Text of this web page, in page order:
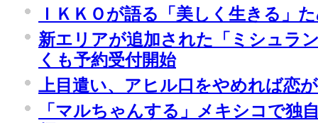
ＩＫＫＯが語る「美しく生きる」
新エリアが追加された「ミシュラ
くも予約受付開始
上目遣い、アヒル口をやめれば恋
「マルちゃんする」メキシコで独